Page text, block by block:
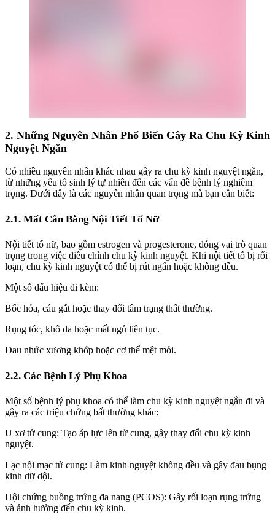
2. Những Nguyên Nhân Phổ Biến Gây Ra Chu Kỳ Kinh
Nguyệt Ngắn
Có nhiều nguyên nhân khác nhau gây ra chu kỳ kinh nguyệt ngắn,
từ những yếu tố sinh lý tự nhiên đến các vấn đề bệnh lý nghiêm
trọng. Dưới đây là các nguyên nhân quan trọng mà bạn cần biết:
2.1. Mất Cân Bằng Nội Tiết Tố Nữ
Nội tiết tố nữ, bao gồm estrogen và progesterone, đóng vai trò quan
trọng trong việc điều chỉnh chu kỳ kinh nguyệt. Khi nội tiết tố bị rối
loạn, chu kỳ kinh nguyệt có thể bị rút ngắn hoặc không đều.
Một số dấu hiệu đi kèm:
Bốc hỏa, cáu gắt hoặc thay đổi tâm trạng thất thường.
Rụng tóc, khô da hoặc mất ngủ liên tục.
Đau nhức xương khớp hoặc cơ thể mệt mỏi.
2.2. Các Bệnh Lý Phụ Khoa
Một số bệnh lý phụ khoa có thể làm chu kỳ kinh nguyệt ngắn đi và
gây ra các triệu chứng bất thường khác:
U xơ tử cung: Tạo áp lực lên tử cung, gây thay đổi chu kỳ kinh
nguyệt.
Lạc nội mạc tử cung: Làm kinh nguyệt không đều và gây đau bụng
kinh dữ dội.
Hội chứng buồng trứng đa nang (PCOS): Gây rối loạn rụng trứng
và ảnh hưởng đến chu kỳ kinh.